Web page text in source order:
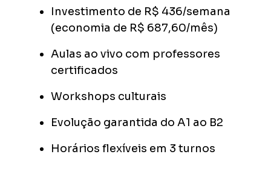
Investimento de R$ 436/semana
(economia de R$ 687,60/mês)
Aulas ao vivo com professores
certificados
Workshops culturais
Evolução garantida do A1 ao B2
Horários flexíveis em 3 turnos